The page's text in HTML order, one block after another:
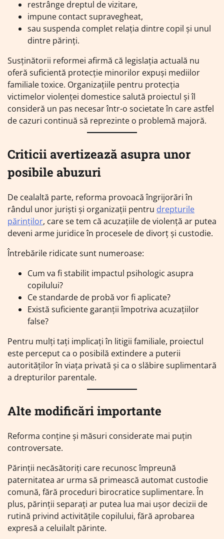
restrânge dreptul de vizitare,
impune contact supravegheat,
sau suspenda complet relația dintre copil și unul
dintre părinți.
Susținătorii reformei afirmă că legislația actuală nu
oferă suficientă protecție minorilor expuși mediilor
familiale toxice. Organizațiile pentru protecția
victimelor violenței domestice salută proiectul și îl
consideră un pas necesar într-o societate în care astfel
de cazuri continuă să reprezinte o problemă majoră.
Criticii avertizează asupra unor
posibile abuzuri
De cealaltă parte, reforma provoacă îngrijorări în
rândul unor juriști și organizații pentru drepturile
părinților, care se tem că acuzațiile de violență ar putea
deveni arme juridice în procesele de divorț și custodie.
Întrebările ridicate sunt numeroase:
Cum va fi stabilit impactul psihologic asupra
copilului?
Ce standarde de probă vor fi aplicate?
Există suficiente garanții împotriva acuzațiilor
false?
Pentru mulți tați implicați în litigii familiale, proiectul
este perceput ca o posibilă extindere a puterii
autorităților în viața privată și ca o slăbire suplimentară
a drepturilor parentale.
Alte modificări importante
Reforma conține și măsuri considerate mai puțin
controversate.
Părinții necăsătoriți care recunosc împreună
paternitatea ar urma să primească automat custodie
comună, fără proceduri birocratice suplimentare. În
plus, părinții separați ar putea lua mai ușor decizii de
rutină privind activitățile copilului, fără aprobarea
expresă a celuilalt părinte.